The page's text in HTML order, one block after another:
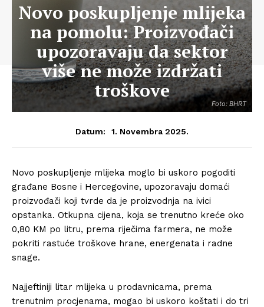
Foto: BHRT
Novo poskupljenje mlijeka
na pomolu: Proizvođači
upozoravaju da sektor
više ne može izdržati
troškove
Datum: 1. Novembra 2025.
Novo poskupljenje mlijeka moglo bi uskoro pogoditi
građane Bosne i Hercegovine, upozoravaju domaći
proizvođači koji tvrde da je proizvodnja na ivici
opstanka. Otkupna cijena, koja se trenutno kreće oko
0,80 KM po litru, prema riječima farmera, ne može
pokriti rastuće troškove hrane, energenata i radne
snage.
Najjeftiniji litar mlijeka u prodavnicama, prema
trenutnim procjenama, mogao bi uskoro koštati i do tri